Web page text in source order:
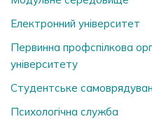
Електронний університет
Первинна профспілкова
університету
Студентське
Психологічна служба